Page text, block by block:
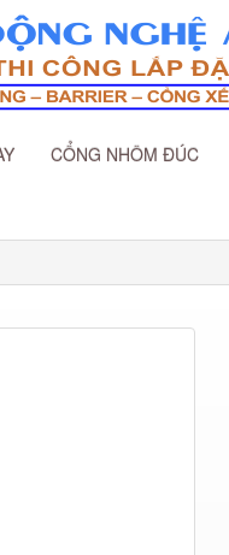
CỔNG NHÔM ĐÚC